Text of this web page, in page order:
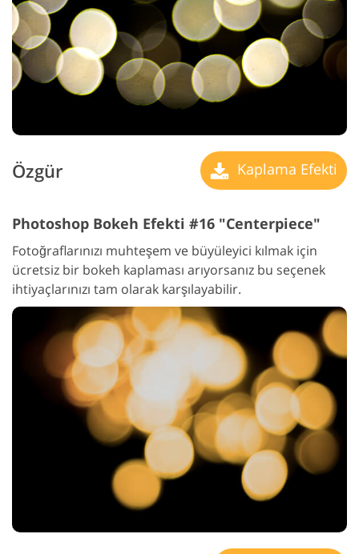
Özgür Kaplama Efekti
Photoshop Bokeh Efekti #16 "Centerpiece"
Fotoğraflarınızı muhteşem ve büyüleyici kılmak için
ücretsiz bir bokeh kaplaması arıyorsanız bu seçenek
ihtiyaçlarınızı tam olarak karşılayabilir.